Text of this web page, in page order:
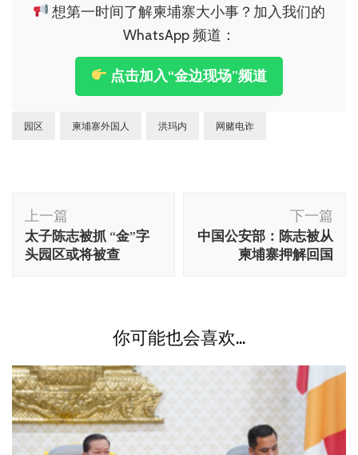
想第一时间了解柬埔寨大小事？加入我们的
WhatsApp 频道：
点击加入“金边现场”频道
园区 柬埔寨外国人 洪玛内 网赌电诈
博
文
导
上一篇
太子陈志被抓 “金”字
头园区或将被查
下一篇
中国公安部：陈志被从
柬埔寨押解回国
你可能也会喜欢...